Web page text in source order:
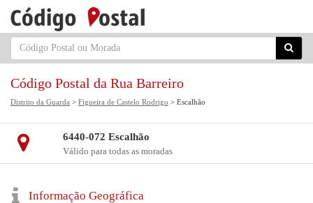
Código Postal da Rua Barreiro
Distrito da Guarda > Figueira de Castelo Rodrigo > Escalhão
6440-072 Escalhão
Válido para todas as moradas
Informação Geográfica